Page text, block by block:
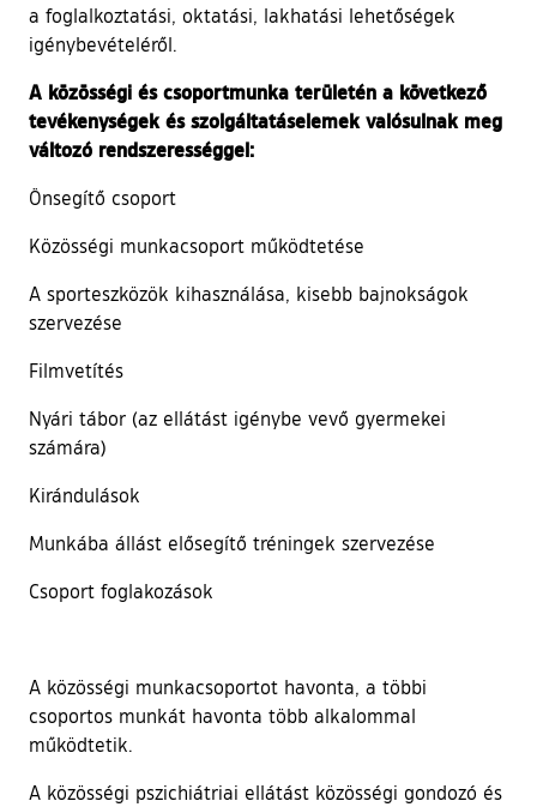
a foglalkoztatási, oktatási, lakhatási lehetőségek
igénybevételéről.
A közösségi és csoportmunka területén a következő
tevékenységek és szolgáltatáselemek valósulnak meg
változó rendszerességgel:
Önsegítő csoport
Közösségi munkacsoport működtetése
A sporteszközök kihasználása, kisebb bajnokságok
szervezése
Filmvetítés
Nyári tábor (az ellátást igénybe vevő gyermekei
számára)
Kirándulások
Munkába állást elősegítő tréningek szervezése
Csoport foglakozások
A közösségi munkacsoportot havonta, a többi
csoportos munkát havonta több alkalommal
működtetik.
A közösségi pszichiátriai ellátást közösségi gondozó és